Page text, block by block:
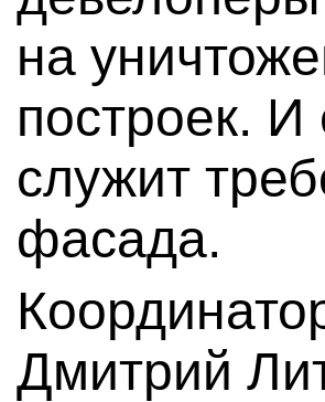
на
построек.
служит
фасада.
Дмитрий